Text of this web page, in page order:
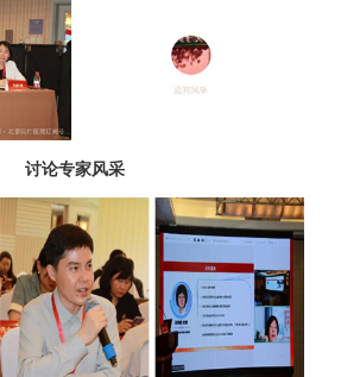
讨论专家风采